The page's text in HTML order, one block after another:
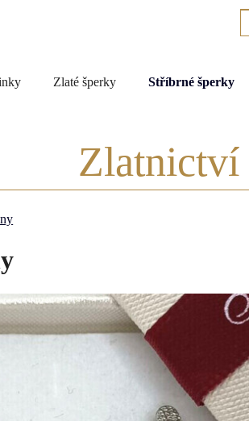
Zlaté šperky Stříbrné šperky
Zlatnictví